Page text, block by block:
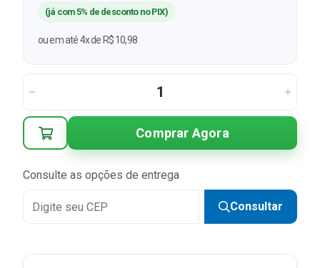
(já com 5% de desconto no PIX)
ou em até 4x de R$ 10,98
Comprar Agora
Consulte as opções de entrega
Consultar